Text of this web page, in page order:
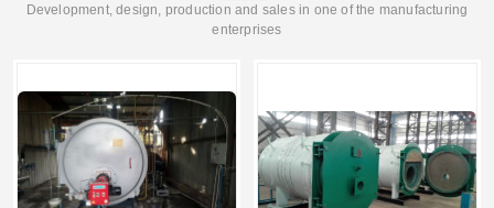
Development, design, production and sales in one of the manufacturing
enterprises